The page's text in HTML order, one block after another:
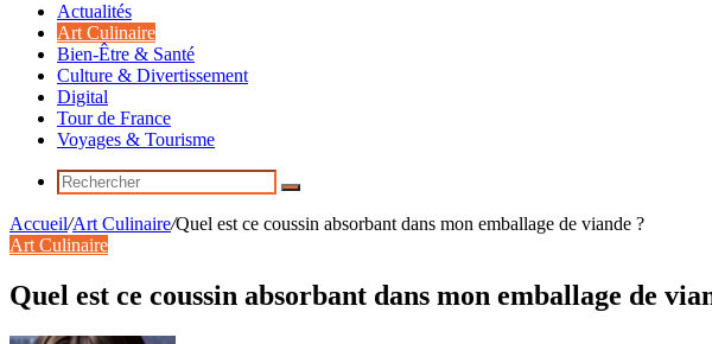
Actualités
Art Culinaire
Bien-Être & Santé
Culture & Divertissement
Digital
Tour de France
Voyages & Tourisme
Rechercher
Accueil/Art Culinaire/Quel est ce coussin absorbant dans mon emballage de viande ?
Art Culinaire
Quel est ce coussin absorbant dans mon emballage de